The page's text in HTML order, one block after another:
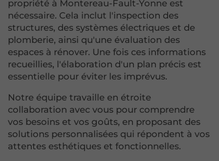
propriété à Montereau-Fault-Yonne est
nécessaire. Cela inclut l'inspection des
structures, des systèmes électriques et de
plomberie, ainsi qu'une évaluation des
espaces à rénover. Une fois ces informations
recueillies, l'élaboration d'un plan précis est
essentielle pour éviter les imprévus.
Notre équipe travaille en étroite
collaboration avec vous pour comprendre
vos besoins et vos goûts, en proposant des
solutions personnalisées qui répondent à vos
attentes esthétiques et fonctionnelles.